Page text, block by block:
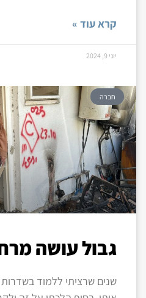
קרא עוד »
יוני 9, 2024
חברה
גבול עושה
שנים שרציתי ללמוד